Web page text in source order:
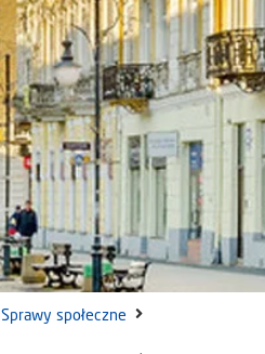
Sprawy społeczne